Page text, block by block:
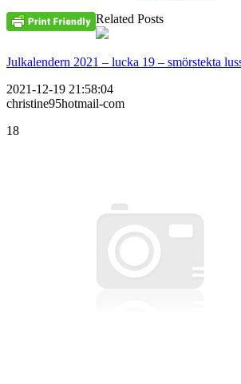
Related Posts
Julkalendern 2021 – lucka 19 – smörstekta
2021-12-19 21:58:04
christine95hotmail-com
18